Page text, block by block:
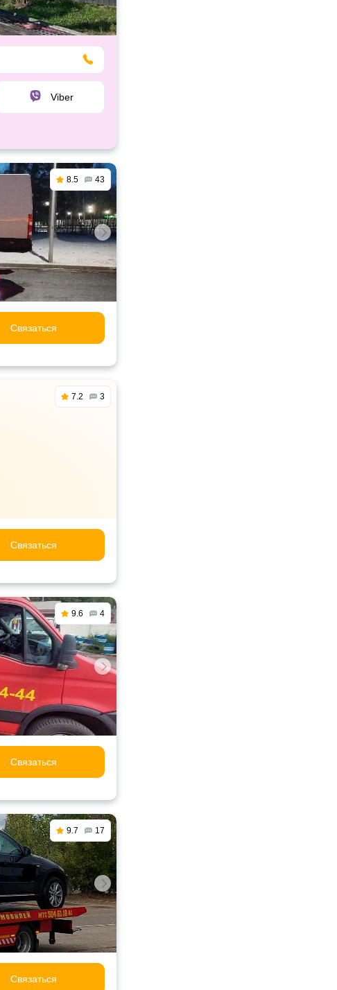
Viber
8.5 43
Связаться
7.2 3
Связаться
9.6 4
Связаться
9.7 17
Связаться